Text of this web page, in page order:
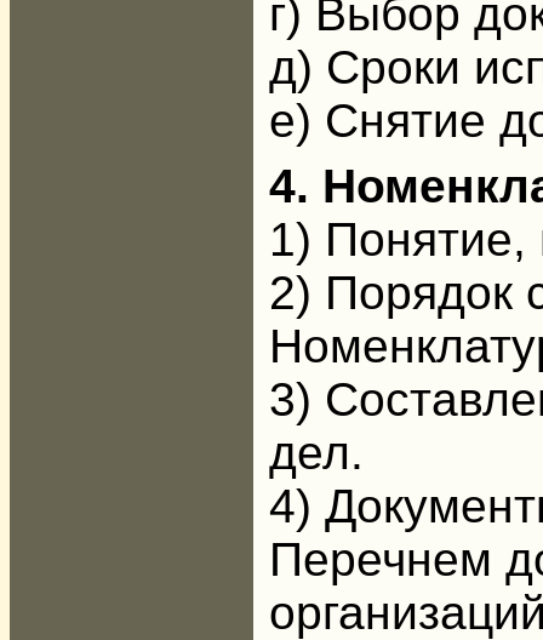
г) Выбор
д) Сроки
е) Снятие
4.
1)
2) Порядок
3)
дел.
4)
Перечнем